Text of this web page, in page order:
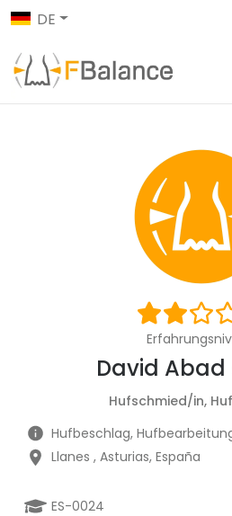
DE
David Abad
Hufschmied/in,
Hufbeschlag,
Llanes , Asturias, España
ES-0024